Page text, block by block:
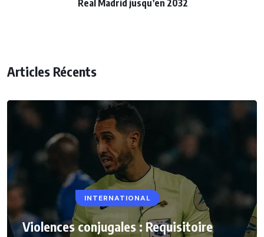
Real Madrid jusqu’en 2032
Articles Récents
INTERNATIONAL
Violences conjugales : Requisitoire